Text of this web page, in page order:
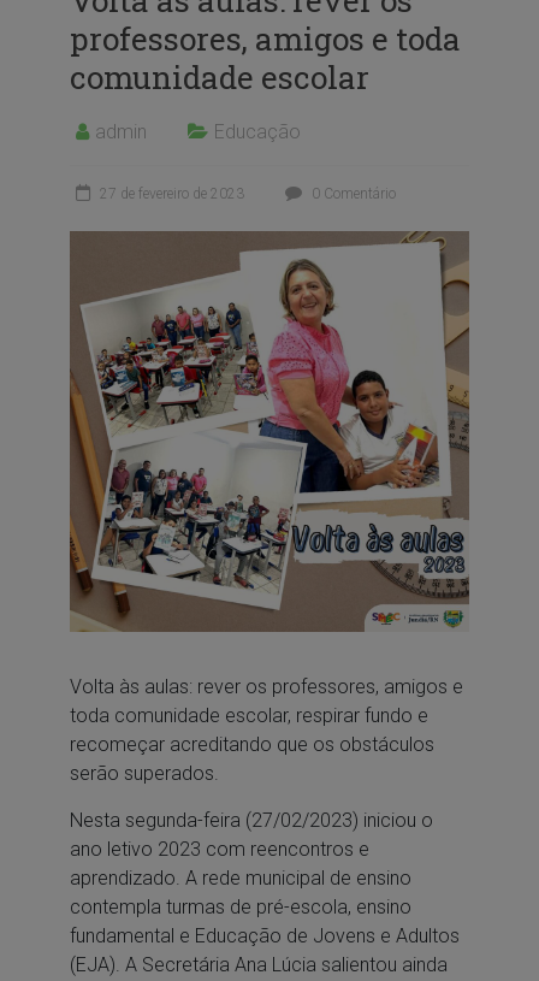
professores, amigos e toda
comunidade escolar
admin Educação
27 de fevereiro de 2023 0 Comentário
Volta às aulas: rever os professores, amigos e
toda comunidade escolar, respirar fundo e
recomeçar acreditando que os obstáculos
serão superados.
Nesta segunda-feira (27/02/2023) iniciou o
ano letivo 2023 com reencontros e
aprendizado. A rede municipal de ensino
contempla turmas de pré-escola, ensino
fundamental e Educação de Jovens e Adultos
(EJA). A Secretária Ana Lúcia salientou ainda